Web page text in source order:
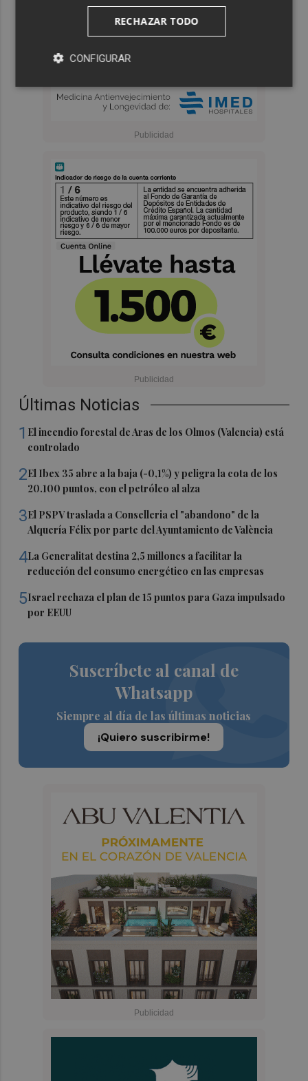
Últimas Noticias
1 El incendio forestal de Aras de los Olmos (Valencia) está
controlado
2El Ibex 35 abre a la baja (-0,1%) y peligra la cota de los
20.100 puntos, con el petróleo al alza
3El PSPV traslada a Conselleria el "abandono" de la
Alquería Félix por parte del Ayuntamiento de València
4La Generalitat destina 2,5 millones a facilitar la
reducción del consumo energético en las empresas
5Israel rechaza el plan de 15 puntos para Gaza impulsado
por EEUU
Suscríbete al canal de
Whatsapp
Siempre al día de las últimas noticias
¡Quiero suscribirme!
RECHAZAR TODO
CONFIGURAR